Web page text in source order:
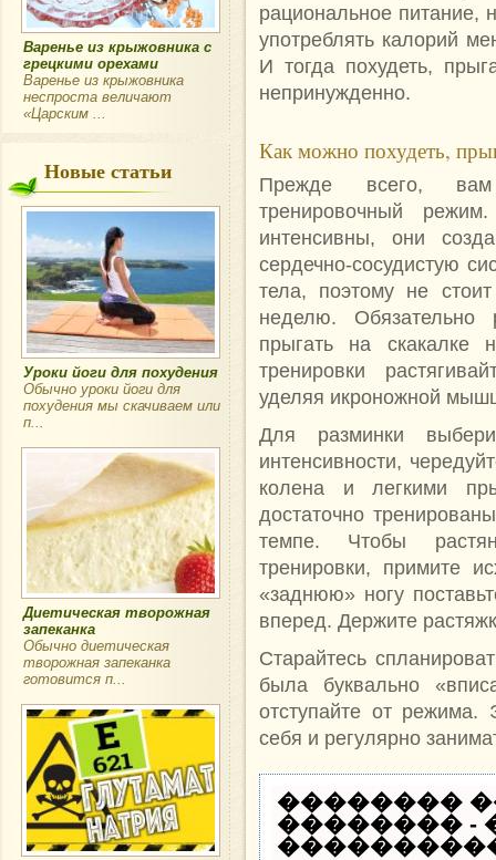
Варенье из крыжовника с
грецкими орехами
Варенье из крыжовника
неспроста величают
«Царским ...
Новые статьи
Уроки йоги для похудения
Обычно уроки йоги для
похудения мы скачиваем или
п...
Диетическая творожная
запеканка
Обычно диетическая
творожная запеканка
готовится п...
рациональное питание,
употреблять калорий
И тогда похудеть,
непринужденно.
Как можно похудеть,
Прежде всего, вам
тренировочный
интенсивны, они
сердечно-сосудистую
тела, поэтому не
неделю. Обязательно
прыгать на
тренировки
уделяя икроножной
Для разминки
интенсивности,
колена и легкими
достаточно
темпе. Чтобы
тренировки, примите
«заднюю» ногу
вперед. Держите
Старайтесь
была буквально
отступайте от режима.
себя и регулярно
��������
�������� -
�����������